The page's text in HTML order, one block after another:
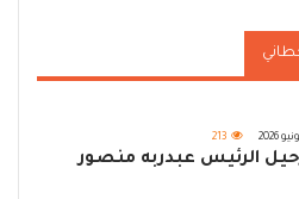
213
الرئيس عبدربه منصور